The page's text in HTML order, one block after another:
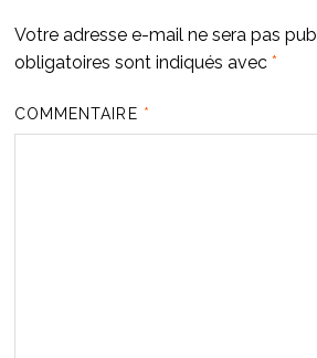
Votre adresse e-mail ne sera pas
obligatoires sont indiqués avec *
COMMENTAIRE *